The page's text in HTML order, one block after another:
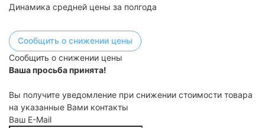
Динамика средней цены за полгода
Сообщить о снижении цены
Сообщить о снижении цены
Ваша просьба принята!
Вы получите уведомление при снижении стоимости товара
на указанные Вами контакты
Ваш E-Mail